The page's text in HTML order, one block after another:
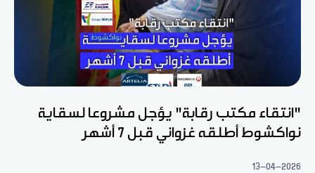
"انتقاء مكتب رقابة" يؤجل مشروعا لسقاية
نواكشوط أطلقه غزواني قبل 7 أشهر
13-04-2026